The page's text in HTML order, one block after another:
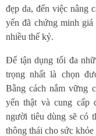
đẹp da, đến việc nâng
yến đã chứng minh
nhiều thế kỷ.
Để tận dụng tối đa
trọng nhất là chọn
Bằng cách nắm vững
yến thật và cung cấp
người tiêu dùng sẽ có
thông thái cho sức